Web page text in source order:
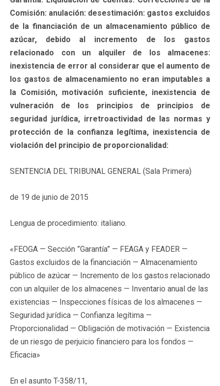
Comisión: anulación: desestimación: gastos excluidos
de la financiación de un almacenamiento público de
azúcar, debido al incremento de los gastos
relacionado con un alquiler de los almacenes:
inexistencia de error al considerar que el aumento de
los gastos de almacenamiento no eran imputables a
la Comisión, motivación suficiente, inexistencia de
vulneración de los principios de principios de
seguridad jurídica, irretroactividad de las normas y
protección de la confianza legítima, inexistencia de
violación del principio de proporcionalidad:
SENTENCIA DEL TRIBUNAL GENERAL (Sala Primera)
de 19 de junio de 2015
Lengua de procedimiento: italiano.
«FEOGA — Sección ”Garantía” — FEAGA y FEADER —
Gastos excluidos de la financiación — Almacenamiento
público de azúcar — Incremento de los gastos relacionado
con un alquiler de los almacenes — Inventario anual de las
existencias — Inspecciones físicas de los almacenes —
Seguridad jurídica — Confianza legítima —
Proporcionalidad — Obligación de motivación — Existencia
de un riesgo de perjuicio financiero para los fondos —
Eficacia»
En el asunto T-358/11,